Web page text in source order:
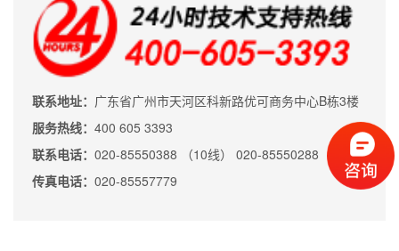
联系地址： 广东省广州市天河区科新路优可商务中心B栋3楼
服务热线： 400 605 3393
联系电话： 020-85550388 （10线） 020-85550288
传真电话： 020-85557779